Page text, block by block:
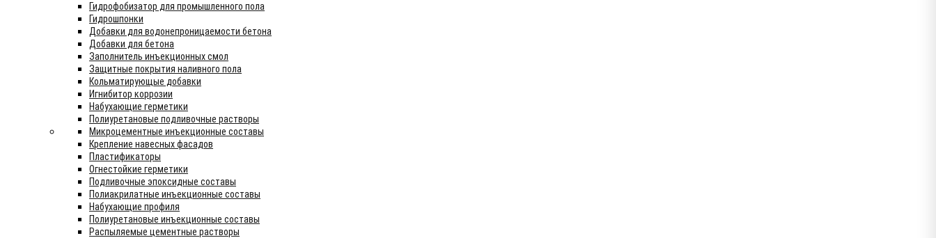
Гидрофобизатор для промышленного пола
Гидрошпонки
Добавки для водонепроницаемости бетона
Добавки для бетона
Заполнитель инъекционных смол
Защитные покрытия наливного пола
Кольматирующые добавки
Игнибитор коррозии
Набухающие герметики
Полиуретановые подливочные растворы
Микроцементные инъекционные составы
Крепление навесных фасадов
Пластификаторы
Огнестойкие герметики
Подливочные эпоксидные составы
Полиакрилатные инъекционные составы
Набухающие профиля
Полиуретановые инъекционные составы
Распыляемые цементные растворы